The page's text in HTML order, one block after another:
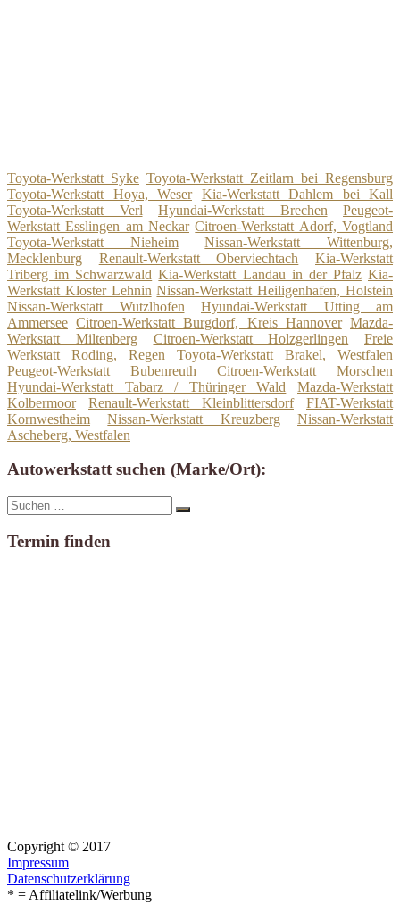
Toyota-Werkstatt Syke Toyota-Werkstatt Zeitlarn bei Regensburg
Toyota-Werkstatt Hoya, Weser
Kia-Werkstatt Dahlem bei Kall
Toyota-Werkstatt Verl
Hyundai-Werkstatt Brechen
Peugeot-
Werkstatt Esslingen am Neckar Citroen-Werkstatt Adorf, Vogtland
Toyota-Werkstatt Nieheim
Nissan-Werkstatt Wittenburg,
Mecklenburg
Renault-Werkstatt Oberviechtach
Kia-Werkstatt
Triberg im Schwarzwald Kia-Werkstatt Landau in der Pfalz Kia-
Werkstatt Kloster Lehnin Nissan-Werkstatt Heiligenhafen, Holstein
Nissan-Werkstatt Wutzlhofen
Hyundai-Werkstatt Utting am
Ammersee Citroen-Werkstatt Burgdorf, Kreis Hannover Mazda-
Werkstatt Miltenberg
Citroen-Werkstatt Holzgerlingen
Freie
Werkstatt Roding, Regen
Toyota-Werkstatt Brakel, Westfalen
Peugeot-Werkstatt Bubenreuth
Citroen-Werkstatt Morschen
Hyundai-Werkstatt Tabarz / Thüringer Wald
Mazda-Werkstatt
Kolbermoor
Renault-Werkstatt Kleinblittersdorf
FIAT-Werkstatt
Kornwestheim
Nissan-Werkstatt Kreuzberg
Nissan-Werkstatt
Ascheberg, Westfalen
Autowerkstatt suchen (Marke/Ort):
Suche
nach:
Suchen
Termin finden
Copyright © 2017
Impressum
Datenschutzerklärung
* = Affiliatelink/Werbung